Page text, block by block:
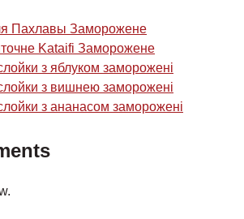
Пахлавы Заморожене
Kataifi Заморожене
з яблуком заморожені
з вишнею заморожені
з ананасом заморожені